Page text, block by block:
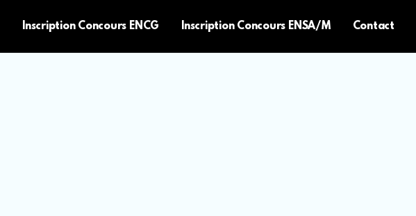
Inscription Concours ENCG Inscription Concours ENSA/M Contact